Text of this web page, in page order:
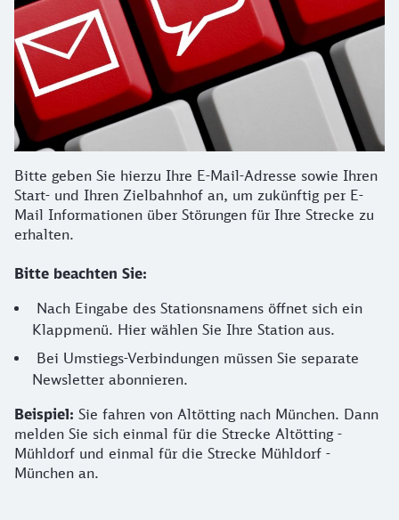
Bitte geben Sie hierzu Ihre E-Mail-Adresse sowie Ihren
Start- und Ihren Zielbahnhof an, um zukünftig per E-
Mail Informationen über Störungen für Ihre Strecke zu
erhalten.
Bitte beachten Sie:
Nach Eingabe des Stationsnamens öffnet sich ein
Klappmenü. Hier wählen Sie Ihre Station aus.
Bei Umstiegs-Verbindungen müssen Sie separate
Newsletter abonnieren.
Beispiel: Sie fahren von Altötting nach München. Dann
melden Sie sich einmal für die Strecke Altötting -
Mühldorf und einmal für die Strecke Mühldorf -
München an.